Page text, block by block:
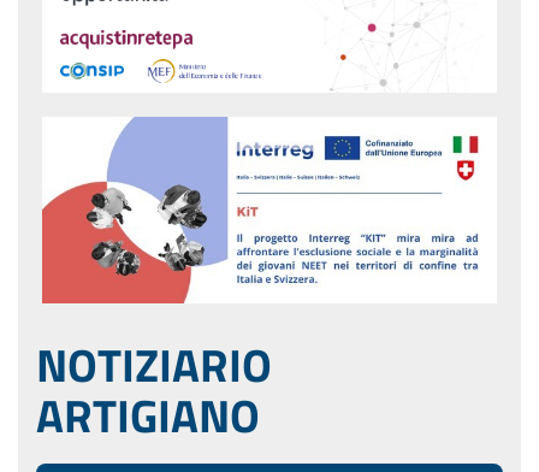
NOTIZIARIO
ARTIGIANO